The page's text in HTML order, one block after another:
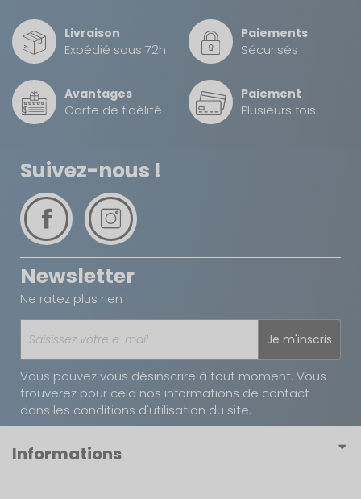
Livraison
Expédié sous 72h
Paiements
Sécurisés
Avantages
Carte de fidélité
Paiement
Plusieurs fois
Suivez-nous !
Newsletter
Ne ratez plus rien !
Je m'inscris
Vous pouvez vous désinscrire à tout moment. Vous
trouverez pour cela nos informations de contact
dans les conditions d'utilisation du site.
Informations